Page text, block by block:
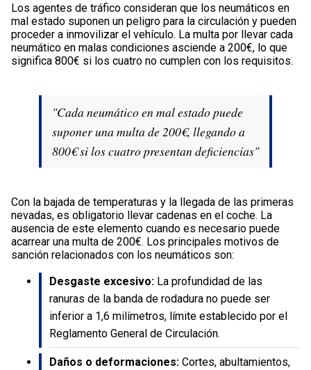
Los agentes de tráfico consideran que los neumáticos en
mal estado suponen un peligro para la circulación y pueden
proceder a inmovilizar el vehículo. La multa por llevar cada
neumático en malas condiciones asciende a 200€, lo que
significa 800€ si los cuatro no cumplen con los requisitos.
"Cada neumático en mal estado puede
suponer una multa de 200€, llegando a
800€ si los cuatro presentan deficiencias"
Con la bajada de temperaturas y la llegada de las primeras
nevadas, es obligatorio llevar cadenas en el coche. La
ausencia de este elemento cuando es necesario puede
acarrear una multa de 200€. Los principales motivos de
sanción relacionados con los neumáticos son:
Desgaste excesivo: La profundidad de las
ranuras de la banda de rodadura no puede ser
inferior a 1,6 milímetros, límite establecido por el
Reglamento General de Circulación.
Daños o deformaciones: Cortes, abultamientos,